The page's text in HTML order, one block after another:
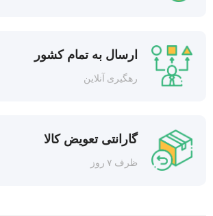
ارسال به تمام کشور
رهگیری آنلاین
گارانتی تعویض کالا
ظرف ۷ روز